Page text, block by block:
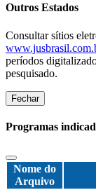
Outros Estados
Consultar sítios
períodos
pesquisado.
Fechar
Programas
Nome do
Arquivo